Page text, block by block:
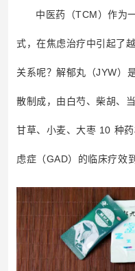
中医药（TCM）作为
式，在焦虑治疗中引起了
关系呢？解郁丸（JYW）
散制成，由白芍、柴胡、
甘草、小麦、大枣 10 种
虑症（GAD）的临床疗效